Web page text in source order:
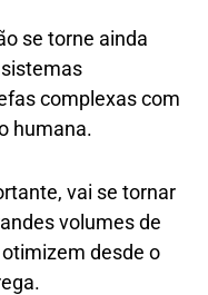
se torne ainda
complexas com
humana.
vai se tornar
volumes de
desde o